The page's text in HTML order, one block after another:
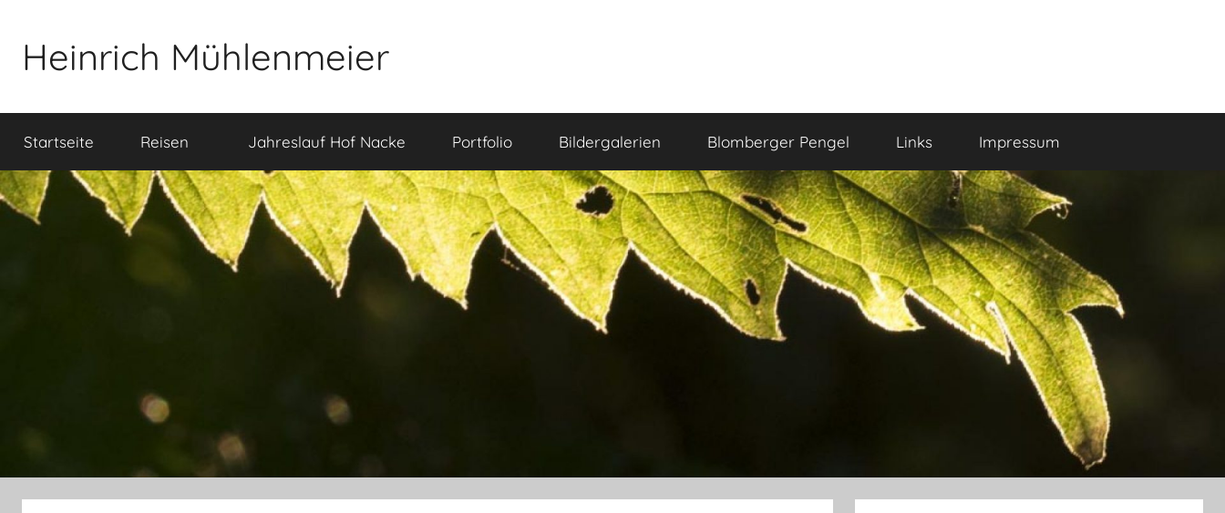
springen
Heinrich Mühlenmeier
zu
Glauben,
Fotografie,
…
Startseite Reisen Jahreslauf Hof Nacke Portfolio Bildergalerien Blomberger Pengel Links Impressum